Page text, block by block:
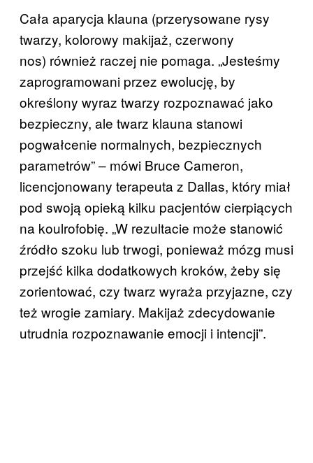
Cała aparycja klauna (przerysowane rysy
twarzy, kolorowy makijaż, czerwony
nos) również raczej nie pomaga. „Jesteśmy
zaprogramowani przez ewolucję, by
określony wyraz twarzy rozpoznawać jako
bezpieczny, ale twarz klauna stanowi
pogwałcenie normalnych, bezpiecznych
parametrów” ‒ mówi Bruce Cameron,
licencjonowany terapeuta z Dallas, który miał
pod swoją opieką kilku pacjentów cierpiących
na koulrofobię. „W rezultacie może stanowić
źródło szoku lub trwogi, ponieważ mózg musi
przejść kilka dodatkowych kroków, żeby się
zorientować, czy twarz wyraża przyjazne, czy
też wrogie zamiary. Makijaż zdecydowanie
utrudnia rozpoznawanie emocji i intencji”.